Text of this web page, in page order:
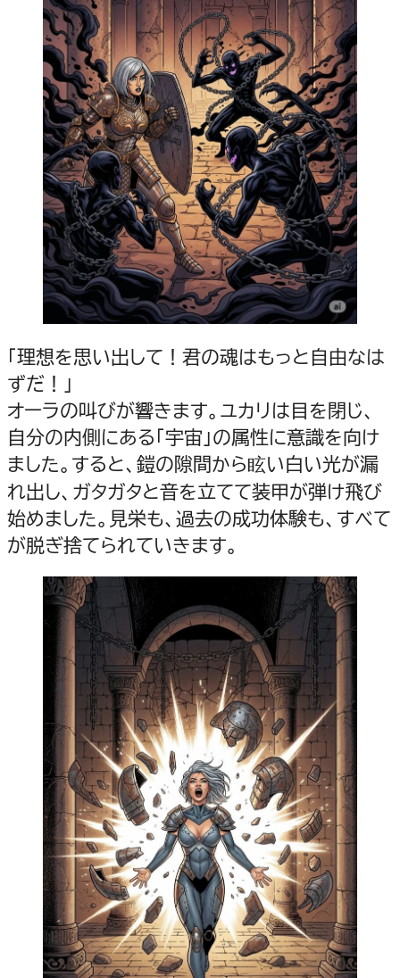
「理想を思い出して！君の魂はもっと自由なは
ずだ！」
オーラの叫びが響きます。ユカリは目を閉じ、
自分の内側にある「宇宙」の属性に意識を向け
ました。すると、鎧の隙間から眩い白い光が漏
れ出し、ガタガタと音を立てて装甲が弾け飛び
始めました。見栄も、過去の成功体験も、すべて
が脱ぎ捨てられていきます。